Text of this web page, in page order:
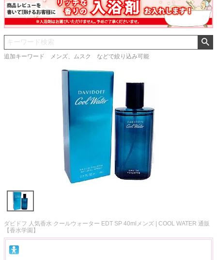
追加キーワード メンズ、ムスク などで絞り込み可能
ダビドフ 人気香水 クールウォーター EDT SP 40mlメンズ | COOL WATER 通販
【香水学園】